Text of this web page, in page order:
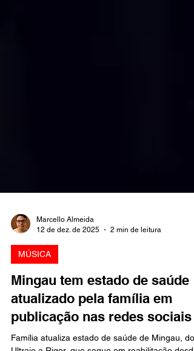
Marcello Almeida
12 de dez. de 2025
MÚSICA
Mingau tem estado de saúde
atualizado pela família em
publicação nas redes sociais